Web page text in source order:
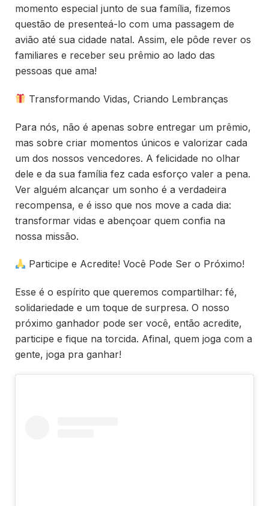
momento especial junto de sua família, fizemos
questão de presenteá-lo com uma passagem de
avião até sua cidade natal. Assim, ele pôde rever os
familiares e receber seu prêmio ao lado das
pessoas que ama!
Transformando Vidas, Criando Lembranças
Para nós, não é apenas sobre entregar um prêmio,
mas sobre criar momentos únicos e valorizar cada
um dos nossos vencedores. A felicidade no olhar
dele e da sua família fez cada esforço valer a pena.
Ver alguém alcançar um sonho é a verdadeira
recompensa, e é isso que nos move a cada dia:
transformar vidas e abençoar quem confia na
nossa missão.
Participe e Acredite! Você Pode Ser o Próximo!
Esse é o espírito que queremos compartilhar: fé,
solidariedade e um toque de surpresa. O nosso
próximo ganhador pode ser você, então acredite,
participe e fique na torcida. Afinal, quem joga com a
gente, joga pra ganhar!